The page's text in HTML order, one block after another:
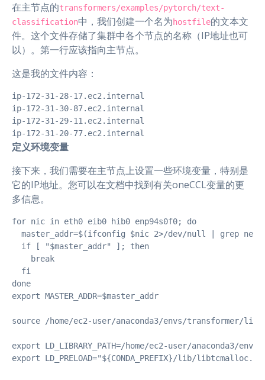
在主节点的transformers/examples/pytorch/text-
classification中，我们创建一个名为hostfile的文本文
件。这个文件存储了集群中各个节点的名称（IP地址也可
以）。第一行应该指向主节点。
这是我的文件内容：
ip-172-31-28-17.ec2.internal
ip-172-31-30-87.ec2.internal
ip-172-31-29-11.ec2.internal
ip-172-31-20-77.ec2.internal
定义环境变量
接下来，我们需要在主节点上设置一些环境变量，特别是
它的IP地址。您可以在文档中找到有关oneCCL变量的更
多信息。
for nic in eth0 eib0 hib0 enp94s0f0; do
master_addr=$(ifconfig $nic 2>/dev/null | grep
  if [ "$master_addr" ]; then
    break
  fi
done
export MASTER_ADDR=$master_addr
source /home/ec2-user/anaconda3/envs/transformer/
export LD_LIBRARY_PATH=/home/ec2-user/anaconda3/
export LD_PRELOAD="${CONDA_PREFIX}/lib/